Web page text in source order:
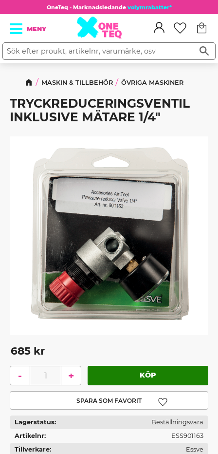
Meny
OneTeq - Marknadsledande volymrabatter*
MASKIN & TILLBEHÖR ÖVRIGA MASKINER
TRYCKREDUCERINGSVENTIL
INKLUSIVE MÄTARE 1/4"
685 kr
+
-
Lägg till i favoriter
Lagerstatus
Beställningsvara
Artikelnr
ESS901163
Tillverkare
Essve